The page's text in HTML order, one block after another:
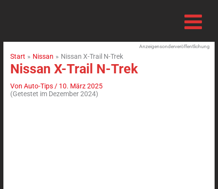
Anzeigensonderveröffentlichung
Start Nissan Nissan X-Trail N-Trek
Nissan X-Trail N-Trek
VonAuto-Tips / 10. März 2025
(Getestet im Dezember 2024)